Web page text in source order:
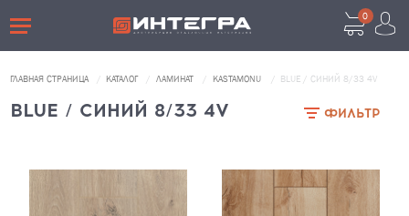
0
ВОЙТИ В ЛИЧНЫЙ КАБИНЕТ
ГЛАВНАЯ СТРАНИЦА КАТАЛОГ ЛАМИНАТ KASTAMONU BLUE / СИНИЙ 8/33 4V
BLUE / СИНИЙ 8/33 4V ФИЛЬТР